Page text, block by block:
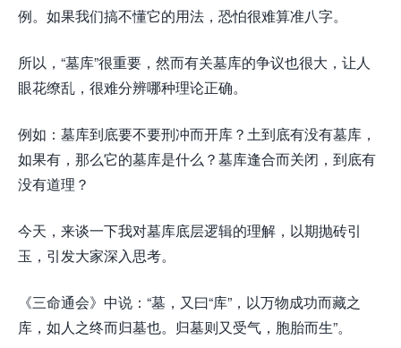
例。如果我们搞不懂它的用法，恐怕很难算准八字。
所以，“墓库”很重要，然而有关墓库的争议也很大，让人
眼花缭乱，很难分辨哪种理论正确。
例如：墓库到底要不要刑冲而开库？土到底有没有墓库，
如果有，那么它的墓库是什么？墓库逢合而关闭，到底有
没有道理？
今天，来谈一下我对墓库底层逻辑的理解，以期抛砖引
玉，引发大家深入思考。
《三命通会》中说：“墓，又曰“库”，以万物成功而藏之
库，如人之终而归墓也。归墓则又受气，胞胎而生”。